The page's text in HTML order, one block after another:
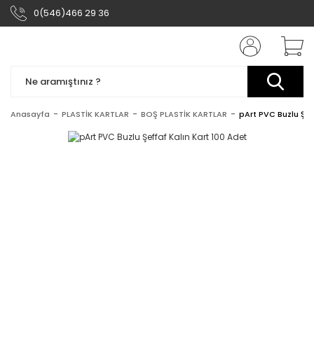
0(546)466 29 36
Anasayfa PLASTİK KARTLAR BOŞ PLASTİK KARTLAR pArt PVC Buzlu